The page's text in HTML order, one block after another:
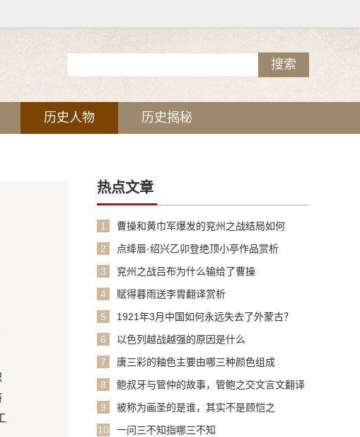
历史人物 历史揭秘
热点文章
1
曹操和黄巾军爆发的兖州之战结局如何
2
点绛唇·绍兴乙卯登绝顶小亭作品赏析
3
兖州之战吕布为什么输给了曹操
4
赋得暮雨送李胄翻译赏析
5
1921年3月中国如何永远失去了外蒙古？
6
以色列越战越强的原因是什么
7
唐三彩的釉色主要由哪三种颜色组成
8
鲍叔牙与管仲的故事，管鲍之交文言文翻译
9
被称为画圣的是谁，其实不是顾恺之
10
一问三不知指哪三不知